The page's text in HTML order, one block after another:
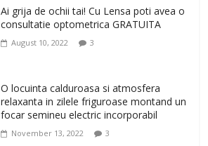
un corp sanatos si armonios dezvoltat,
cu Flexor Fitness-dispozitiv pentru
tonifiere muschi
Un ten regenerat, fara riduri. Crema
antirid Ivatherm pentru o piele neteda si
elastica.
February 6, 2026 0
Ai grija de ochii tai! Cu Lensa poti avea o
consultatie optometrica GRATUITA
August 10, 2022 3
O locuinta calduroasa si atmosfera
relaxanta in zilele friguroase montand un
focar semineu electric incorporabil
November 13, 2022 3